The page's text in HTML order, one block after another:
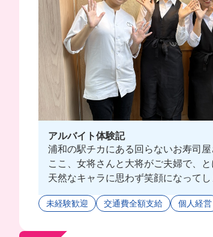
アルバイト体験記
浦和の駅チカにある回らないお寿司
ここ、女将さんと大将がご夫婦で、
天然なキャラに思わず笑顔になって
まかないはみんなで囲んで食べるか
未経験歓迎 交通費全額支給 個人経営